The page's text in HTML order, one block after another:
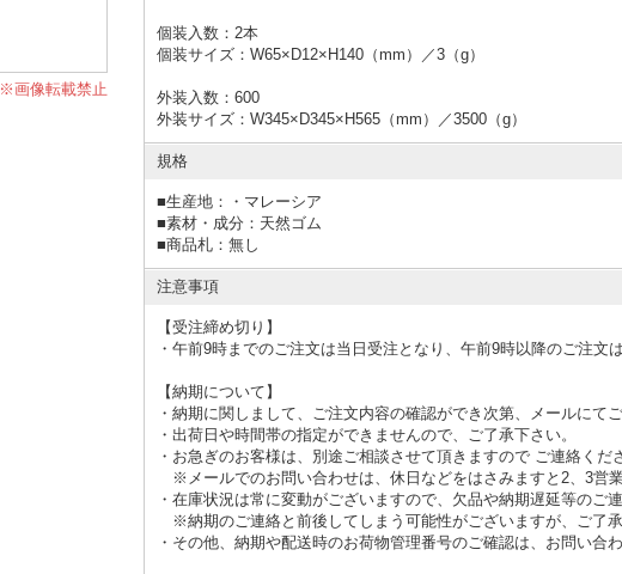
※画像転載禁止
個装入数：2本
個装サイズ：W65×D12×H140（mm）／3（g）
外装入数：600
外装サイズ：W345×D345×H565（mm）／3500（g）
規格
■生産地：・マレーシア
■素材・成分：天然ゴム
■商品札：無し
注意事項
【受注締め切り】
・午前9時までのご注文は当日受注となり、午前9時以降のご注文
【納期について】
・納期に関しまして、ご注文内容の確認ができ次第、メールにて
・出荷日や時間帯の指定ができませんので、ご了承下さい。
・お急ぎのお客様は、別途ご相談させて頂きますので ご連絡くだ
※メールでのお問い合わせは、休日などをはさみますと2、3営業
・在庫状況は常に変動がございますので、欠品や納期遅延等のご
※納期のご連絡と前後してしまう可能性がございますが、ご了承
・その他、納期や配送時のお荷物管理番号のご確認は、お問い合